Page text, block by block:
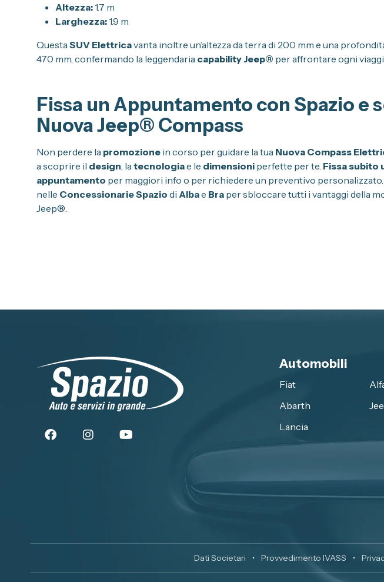
Altezza:1.7 m
Larghezza:1.9 m
Questa SUV Elettricavanta inoltre un’altezza da terra di 200 mm e una
470 mm, confermando la leggendaria capability Jeep® per affrontare ogni
Fissa un Appuntamento con Spazio e
Nuova Jeep® Compass
Non perdere la promozione in corso per guidare la tua Nuova Compass
a scoprire il design , la tecnologiae le dimensioni perfette per te. Fissa subito
appuntamento per maggiori info o per richiedere un preventivo
nelle Concessionarie Spazio di Albae Bra per sbloccare tutti i vantaggi della
Jeep®.
Automobili
Fiat
Abarth
Lancia
Dati Societari • Provvedimento IVASS •